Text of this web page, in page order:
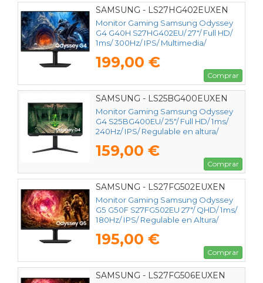
SAMSUNG - LS27HG402EUXEN
Monitor Gaming Samsung Odyssey
G4 G40H S27HG402EU/ 27"/ Full HD/
1ms/ 300Hz/ IPS/ Multimedia/
199,00 €
Comprar
SAMSUNG - LS25BG400EUXEN
Monitor Gaming Samsung Odyssey
G4 S25BG400EU/ 25"/ Full HD/ 1ms/
240Hz/ IPS/ Regulable en altura/
159,00 €
Comprar
SAMSUNG - LS27FG502EUXEN
Monitor Gaming Samsung Odyssey
G5 G50F S27FG502EU 27"/ QHD/ 1ms/
180Hz/ IPS/ Regulable en Altura/
195,00 €
Comprar
SAMSUNG - LS27FG506EUXEN